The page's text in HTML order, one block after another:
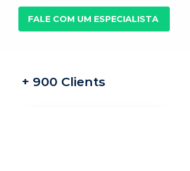
FALE COM UM ESPECIALISTA
+ 900 Clients